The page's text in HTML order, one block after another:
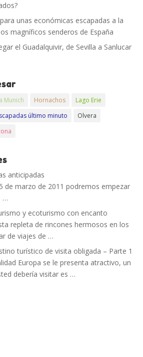
unas económicas escapadas a la
magníficos senderos de España
el Guadalquivir, de Sevilla a Sanlucar
Munich Hornachos
Lago Erie
último minuto
Olvera
anticipadas
de marzo de 2011 podremos empezar
…
y ecoturismo con encanto
repleta de rincones hermosos en los
de viajes de …
turístico de visita obligada – Parte 1
Europa se le presenta atractivo, un
debería visitar es …